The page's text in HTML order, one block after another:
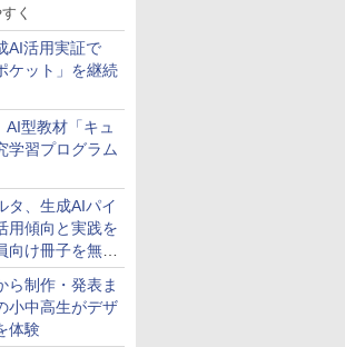
く
AI活用実証で
ケット」を継続
AI型教材「キュ
学習プログラム
タ、生成AIパイ
用傾向と実践を
向け冊子を無料
ら制作・発表ま
小中高生がデザ
体験